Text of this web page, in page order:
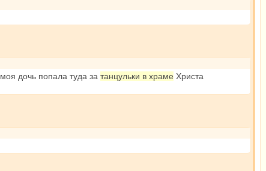
дочь попала туда за танцульки в храме Христа